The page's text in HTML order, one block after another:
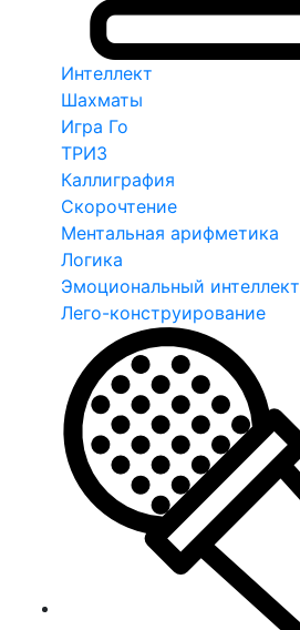
Интеллект
Шахматы
Игра Го
ТРИЗ
Каллиграфия
Скорочтение
Ментальная арифметика
Логика
Эмоциональный интеллект
Лего-конструирование